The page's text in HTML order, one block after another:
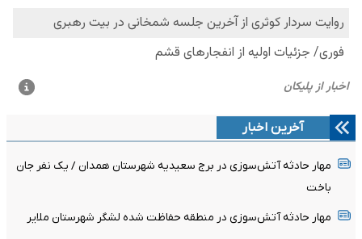
آخرین اخبار
مهار حادثه آتش‌سوزی در برج سعیدیه شهرستان همدان / یک نفر جان
باخت
مهار حادثه آتش‌سوزی در منطقه حفاظت شده لشگر شهرستان ملایر